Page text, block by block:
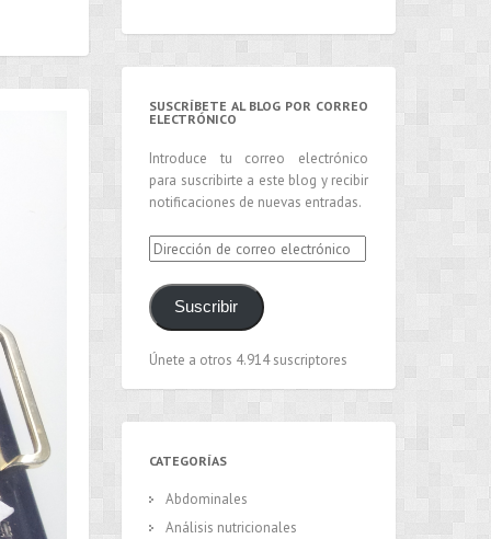
SUSCRÍBETE AL BLOG POR CORREO
ELECTRÓNICO
Introduce tu correo electrónico
para suscribirte a este blog y recibir
notificaciones de nuevas entradas.
Dirección
de
correo
electrónico
Suscribir
Únete a otros 4.914 suscriptores
CATEGORÍAS
Abdominales
Análisis nutricionales